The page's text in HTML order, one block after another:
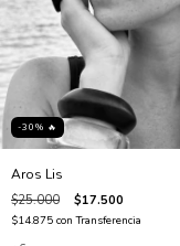
-30% 🔥
Aros Lis
$25.000 $17.500
$14.875 con Transferencia